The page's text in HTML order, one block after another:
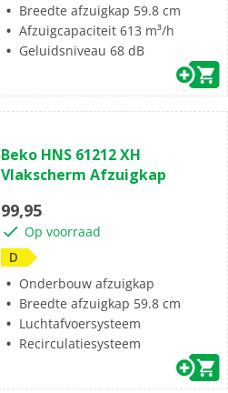
Breedte afzuigkap 59.8 cm
Afzuigcapaciteit 613 m³/h
Geluidsniveau 68 dB
Beko HNS 61212 XH
Vlakscherm Afzuigkap
99,95
Op voorraad
D
Onderbouw afzuigkap
Breedte afzuigkap 59.8 cm
Luchtafvoersysteem
Recirculatiesysteem